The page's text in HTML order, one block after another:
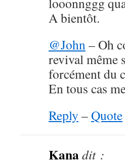
A bientôt.
@John– Oh
revival même
forcément du
En tous cas
Reply –Quote
Kanadit :